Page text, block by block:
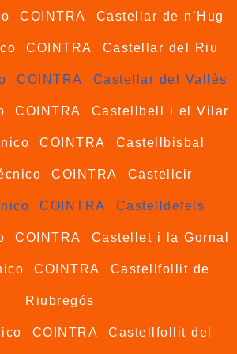
COINTRA Castellar de n’Hug
COINTRA Castellar del Riu
COINTRA Castellar del Vallès
COINTRA Castellbell i el Vilar
COINTRA Castellbisbal
COINTRA Castellcir
COINTRA Castelldefels
COINTRA Castellet i la Gornal
COINTRA Castellfollit de
Riubregós
COINTRA Castellfollit del